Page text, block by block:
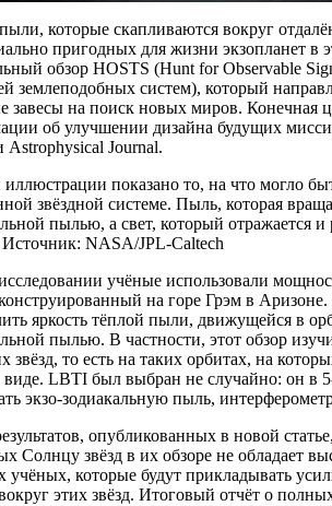
которые скапливаются вокруг
пригодных для жизни экзопланет в
обзор HOSTS (Hunt for Observable
землеподобных систем), который
завесы на поиск новых миров. Конечная
об улучшении дизайна будущих
Astrophysical Journal.
показано то, на что могло
звёздной системе. Пыль, которая
пылью, а свет, который отражается
Источник: NASA/JPL-Caltech
учёные использовали
на горе Грэм в
яркость тёплой пыли, движущейся в
пылью. В частности, этот обзор
звёзд, то есть на таких орбитах, на
LBTI был выбран не случайно: он в
экзо-зодиакальную пыль,
опубликованных в новой
Солнцу звёзд в их обзоре не обладает
учёных, которые будут прикладывать
этих звёзд. Итоговый отчёт о